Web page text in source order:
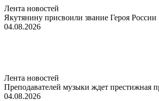
Лента новостей
Якутянину присвоили звание Героя России
04.08.2026
Лента новостей
Преподавателей музыки ждет престижная
04.08.2026